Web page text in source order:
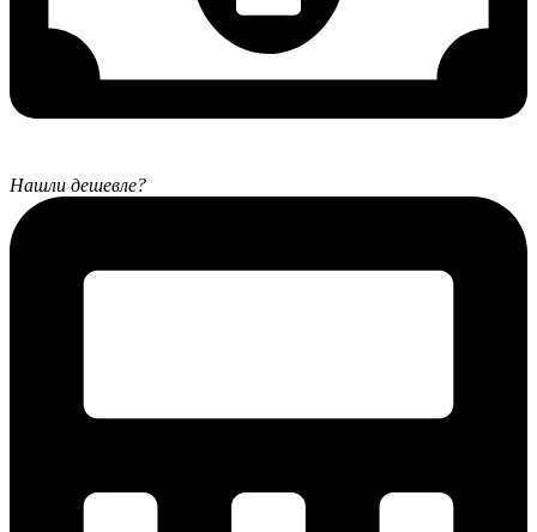
Нашли дешевле?